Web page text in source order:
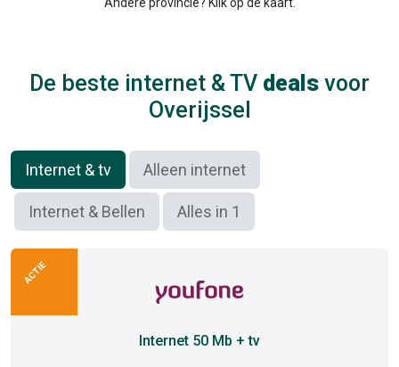
Andere provincie? Klik op de kaart.
De beste internet & TV deals voor
Overijssel
Internet & tv Alleen internet
Internet & Bellen Alles in 1
Internet 50 Mb + tv
ACTIE